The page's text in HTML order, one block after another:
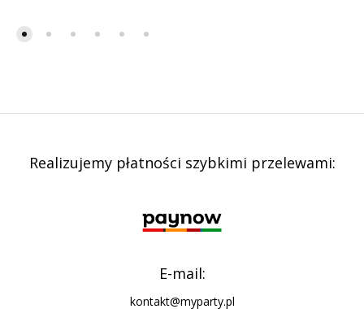
Realizujemy płatności szybkimi przelewami:
E-mail:
kontakt@myparty.pl